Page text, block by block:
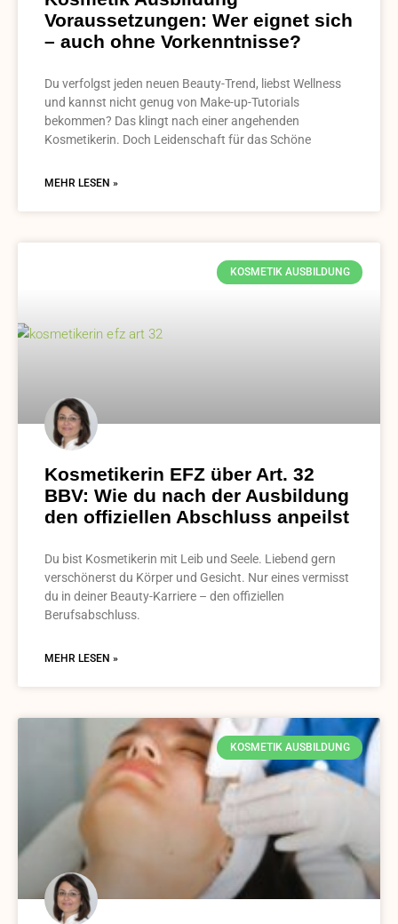
Voraussetzungen: Wer eignet sich
– auch ohne Vorkenntnisse?
Du verfolgst jeden neuen Beauty-Trend, liebst Wellness
und kannst nicht genug von Make-up-Tutorials
bekommen? Das klingt nach einer angehenden
Kosmetikerin. Doch Leidenschaft für das Schöne
MEHR LESEN »
KOSMETIK AUSBILDUNG
Kosmetikerin EFZ über Art. 32
BBV: Wie du nach der Ausbildung
den offiziellen Abschluss anpeilst
Du bist Kosmetikerin mit Leib und Seele. Liebend gern
verschönerst du Körper und Gesicht. Nur eines vermisst
du in deiner Beauty-Karriere – den offiziellen
Berufsabschluss.
MEHR LESEN »
KOSMETIK AUSBILDUNG